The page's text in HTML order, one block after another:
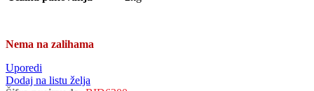
Nema na zalihama
Uporedi
Dodaj na listu želja